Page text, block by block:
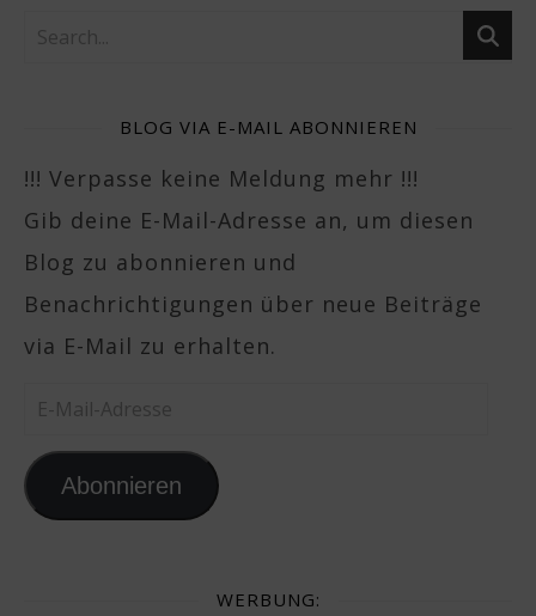
BLOG VIA E-MAIL ABONNIEREN
!!! Verpasse keine Meldung mehr !!!
Gib deine E-Mail-Adresse an, um diesen
Blog zu abonnieren und
Benachrichtigungen über neue Beiträge
via E-Mail zu erhalten.
E-Mail-Adresse
Abonnieren
WERBUNG: